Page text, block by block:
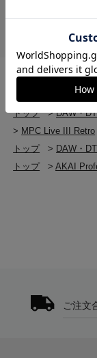
ゲインレンジ
RCA(アンバラ
ダイナミック
1kHz、-
S/N比：79dB
ス）
THD+N（全高
0.1%（1kHz
最大入力レベ
感度：
0.003％（
最大出力レベ
トップ >DAW・
DAW・
トップ
>DAW・
> MPC Live III Retro
トップ
> DAW・
トップ
>AKAI
ご注文